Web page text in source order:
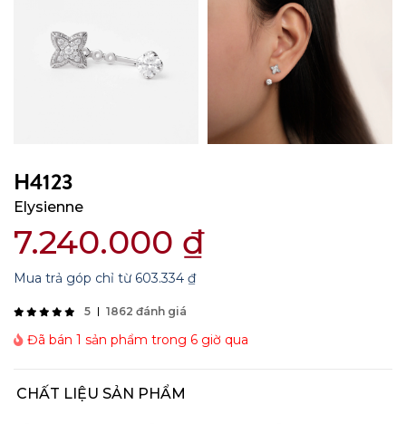
H4123
Elysienne
7.240.000 ₫
Mua trả góp chỉ từ 603.334 ₫
5 1862 đánh giá
Đã bán 1 sản phẩm trong 6 giờ qua
CHẤT LIỆU SẢN PHẨM